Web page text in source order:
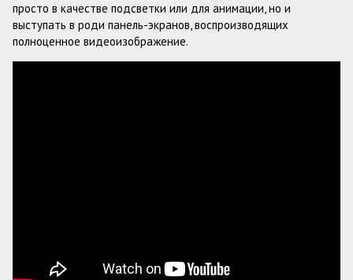
просто в качестве подсветки или для анимации, но и
выступать в роди панель-экранов, воспроизводящих
полноценное видеоизображение.